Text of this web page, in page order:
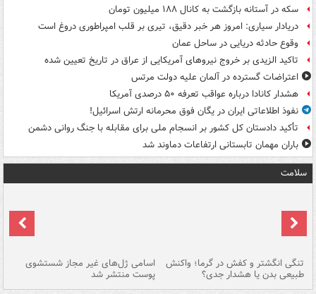
سکه در آستانه بازگشت به کانال ۱۸۸ میلیون تومان
دریادار سیاری: امروز هر خبر دقیق، تیری بر قلب امپراطوری دروغ است
وقوع حادثه دریایی در ساحل عمان
تاکید الزیدی بر خروج نیروهای آمریکایی از عراق در تاریخ تعیین شده
اعتراضات گسترده در آلمان علیه دولت مرتس
هشدار کانادا درباره عواقب تعرفه ۵۰ درصدی آمریکا
نفوذ اطلاعاتی ایران در یگان فوق محرمانه ارتش اسرائیل!
تأکید دادستان کل کشور بر انسجام ملی برای مقابله با جنگ روانی دشمن
باران مهمان تابستانی ارتفاعات دماوند شد
سلامت
تنگی انگشتر و کفش در گرما؛ واکنش
طبیعی بدن یا هشدار جدی؟
اسامی ژل‌های غیر مجاز شستشوی
پوست منتشر شد